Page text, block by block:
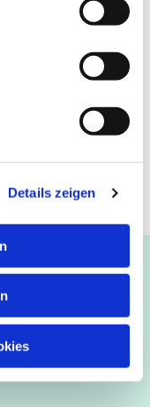
Details zeigen
–Matthäus